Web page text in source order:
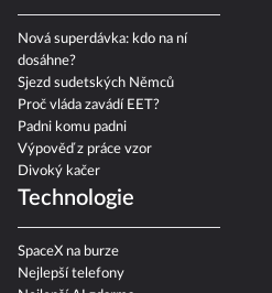
Nová superdávka: kdo na ní
dosáhne?
Sjezd sudetských Němců
Proč vláda zavádí EET?
Padni komu padni
Výpověď z práce vzor
Divoký kačer
Technologie
SpaceX na burze
Nejlepší telefony